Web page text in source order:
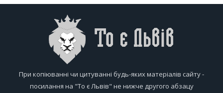
При копіюванні чи цитуванні будь-яких матеріалів сайту -
посилання на "То є Львів" не нижче другого абзацу